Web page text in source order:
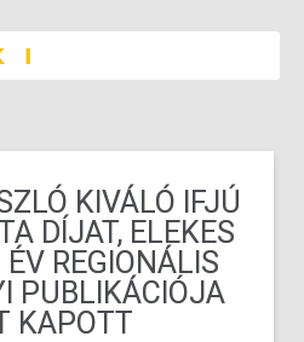
KIVÁLÓ IFJÚ
DÍJAT, ELEKES
REGIONÁLIS
PUBLIKÁCIÓJA
KAPOTT